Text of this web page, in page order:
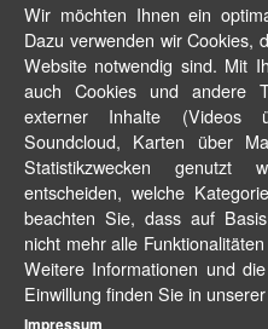
Wir möchten Ihnen ein
Dazu verwenden wir Cookies,
Website notwendig sind. Mit
auch Cookies und andere
externer Inhalte (Videos
Soundcloud, Karten über
Statistikzwecken
entscheiden, welche
beachten Sie, dass auf
nicht mehr alle
Weitere Informationen und
Einwillung finden Sie in unserer
Impressum